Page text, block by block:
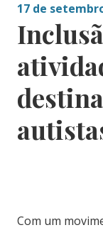
17 de
Com um